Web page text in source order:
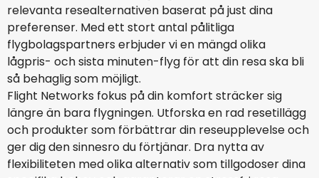
relevanta resealternativen baserat på just dina
preferenser. Med ett stort antal pålitliga
flygbolagspartners erbjuder vi en mängd olika
lågpris- och sista minuten-flyg för att din resa ska bli
så behaglig som möjligt.
Flight Networks fokus på din komfort sträcker sig
längre än bara flygningen. Utforska en rad resetillägg
och produkter som förbättrar din reseupplevelse och
ger dig den sinnesro du förtjänar. Dra nytta av
flexibiliteten med olika alternativ som tillgodoser dina